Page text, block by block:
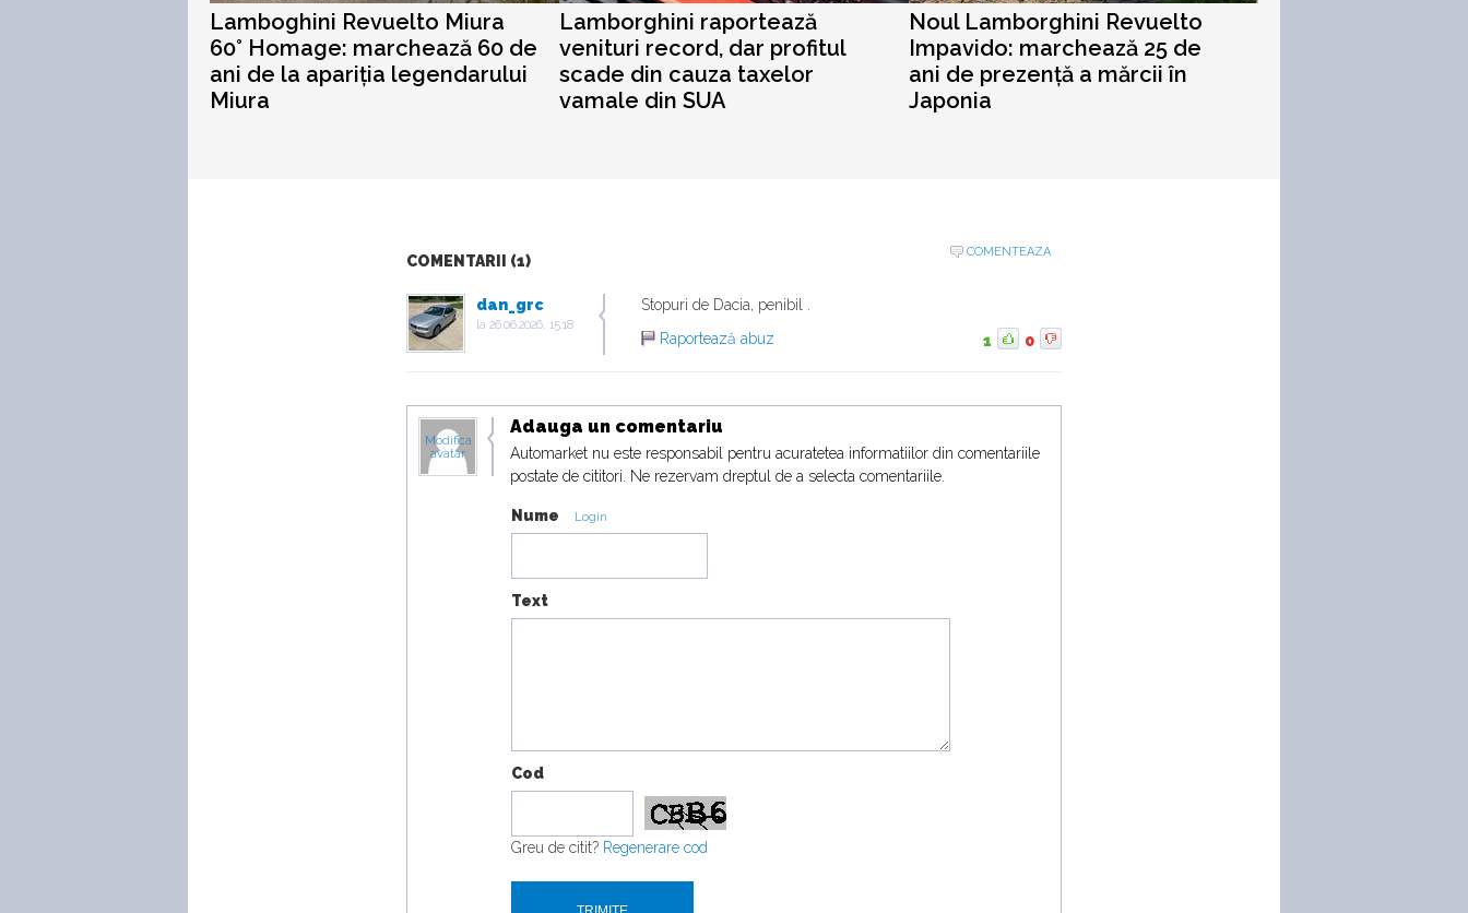
Lamboghini Revuelto Miura
60° Homage: marchează 60 de
ani de la apariția legendarului
Miura
Lamborghini raportează
venituri record, dar profitul
scade din cauza taxelor
vamale din SUA
Noul Lamborghini Revuelto
Impavido: marchează 25 de
ani de prezență a mărcii în
Japonia
COMENTARII (1)
COMENTEAZA
dan_grc
la 26.06.2026, 15:18
Stopuri de Dacia, penibil .
Raportează abuz
1 0
Modifica
avatar
Adauga un comentariu
Automarket nu este responsabil pentru acuratetea informatiilor din comentariile
postate de cititori. Ne rezervam dreptul de a selecta comentariile.
Nume Login
Text
Cod
Greu de citit? Regenerare cod